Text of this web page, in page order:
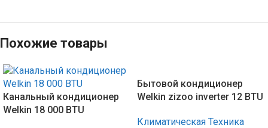
Похожие товары
Канальный кондиционер
Welkin 18 000 BTU
Бытовой кондиционер
Welkin zizoo inverter 12 BTU
Климатическая Техника